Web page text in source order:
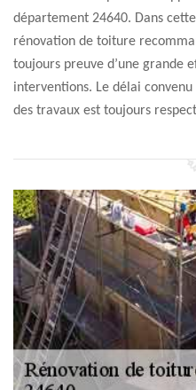
département 24640. Dans
rénovation de toiture
toujours preuve d’une grande
interventions. Le délai
des travaux est toujours